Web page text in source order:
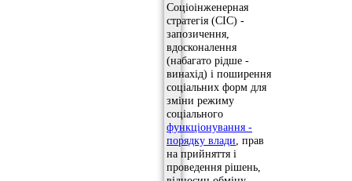
Соціоінженерная
стратегія (СІС) -
запозичення,
вдосконалення
(набагато рідше -
винахід) і поширення
соціальних форм для
зміни режиму
соціального
функціонування -
порядку влади, прав
на прийняття і
проведення рішень,